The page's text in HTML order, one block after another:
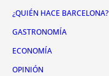
¿QUIÉN HACE BARCELONA?
GASTRONOMÍA
ECONOMÍA
OPINIÓN